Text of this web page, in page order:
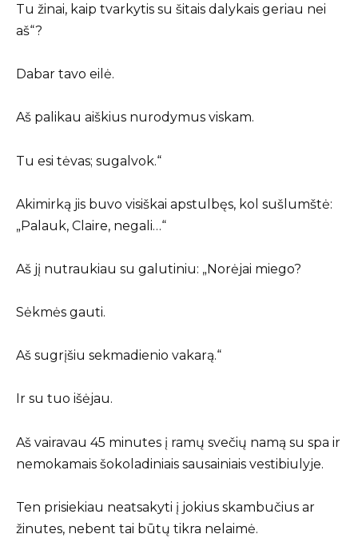
Tu žinai, kaip tvarkytis su šitais dalykais geriau nei
aš“?
Dabar tavo eilė.
Aš palikau aiškius nurodymus viskam.
Tu esi tėvas; sugalvok.“
Akimirką jis buvo visiškai apstulbęs, kol sušlumštė:
„Palauk, Claire, negali…“
Aš jį nutraukiau su galutiniu: „Norėjai miego?
Sėkmės gauti.
Aš sugrįšiu sekmadienio vakarą.“
Ir su tuo išėjau.
Aš vairavau 45 minutes į ramų svečių namą su spa ir
nemokamais šokoladiniais sausainiais vestibiulyje.
Ten prisiekiau neatsakyti į jokius skambučius ar
žinutes, nebent tai būtų tikra nelaimė.